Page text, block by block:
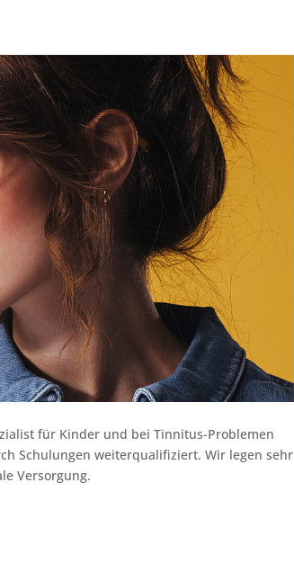
für Kinder und bei Tinnitus-Problemen
Schulungen weiterqualifiziert. Wir legen sehr
Versorgung.